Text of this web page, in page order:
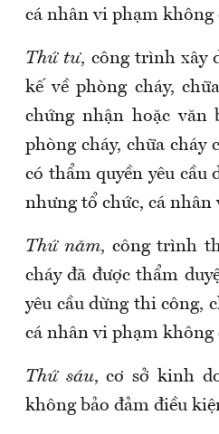
cá nhân vi phạm không
Thứ tư, công trình xây
kế về phòng cháy,
chứng nhận hoặc văn
phòng cháy, chữa cháy
có thẩm quyền yêu
nhưng tổ chức, cá
Thứ năm, công trình
cháy đã được thẩm
yêu cầu dừng thi công,
cá nhân vi phạm không
Thứ sáu, cơ sở kinh
không bảo đảm điều